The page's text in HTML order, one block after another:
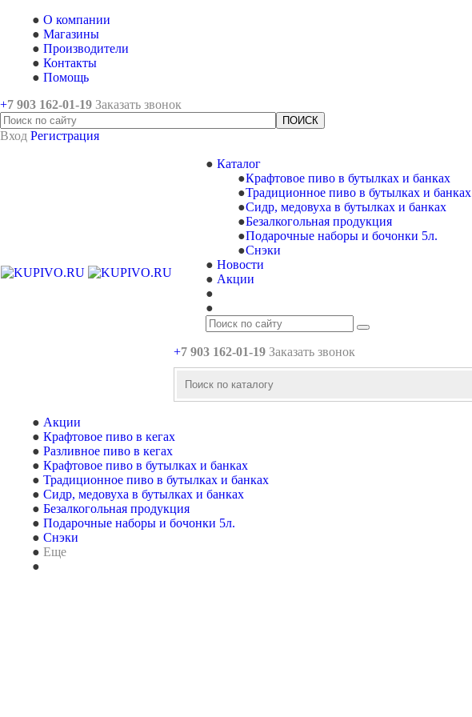
О компании
Магазины
Производители
Контакты
Помощь
+7 903 162-01-19 Заказать звонок
Вход Регистрация
Каталог
Крафтовое пиво в бутылках и банках
Традиционное пиво в бутылках и банках
Сидр, медовуха в бутылках и банках
Безалкогольная продукция
Подарочные наборы и бочонки 5л.
Снэки
Новости
Акции
+7 903 162-01-19 Заказать звонок
Акции
Крафтовое пиво в кегах
Разливное пиво в кегах
Крафтовое пиво в бутылках и банках
Традиционное пиво в бутылках и банках
Сидр, медовуха в бутылках и банках
Безалкогольная продукция
Подарочные наборы и бочонки 5л.
Снэки
Еще